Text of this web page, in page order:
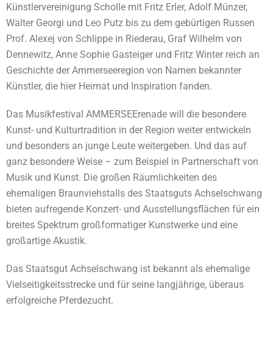
Künstlervereinigung Scholle mit Fritz Erler, Adolf Münzer,
Walter Georgi und Leo Putz bis zu dem gebürtigen Russen
Prof. Alexej von Schlippe in Riederau, Graf Wilhelm von
Dennewitz, Anne Sophie Gasteiger und Fritz Winter reich an
Geschichte der Ammerseeregion von Namen bekannter
Künstler, die hier Heimat und Inspiration fanden.
Das Musikfestival AMMERSEErenade will die besondere
Kunst- und Kulturtradition in der Region weiter entwickeln
und besonders an junge Leute weitergeben. Und das auf
ganz besondere Weise – zum Beispiel in Partnerschaft von
Musik und Kunst. Die großen Räumlichkeiten des
ehemaligen Braunviehstalls des Staatsguts Achselschwang
bieten aufregende Konzert- und Ausstellungsflächen für ein
breites Spektrum großformatiger Kunstwerke und eine
großartige Akustik.
Das Staatsgut Achselschwang ist bekannt als ehemalige
Vielseitigkeitsstrecke und für seine langjährige, überaus
erfolgreiche Pferdezucht.